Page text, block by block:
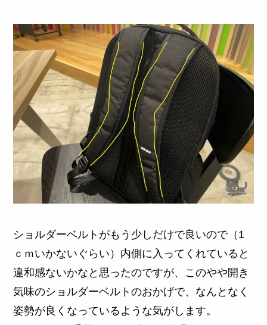
ショルダーベルトがもう少しだけで良いので（1
ｃｍいかないぐらい）内側に入ってくれていると
違和感ないかなと思ったのですが、このやや開き
気味のショルダーベルトのおかげで、なんとなく
姿勢が良くなっているような気がします。